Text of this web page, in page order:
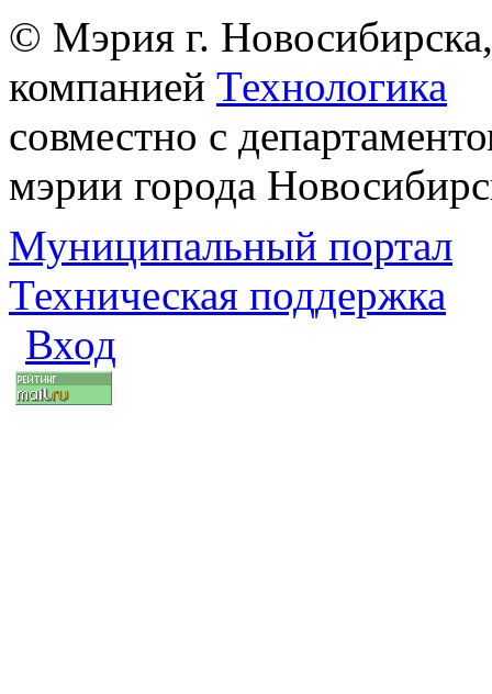
© Мэрия г.
компанией Технологика
совместно с
мэрии города
Муниципальный портал
Техническая поддержка
Вход